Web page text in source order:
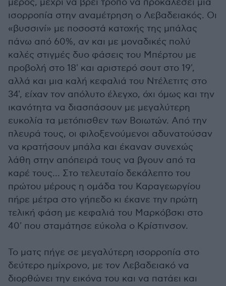
μέρος, μέχρι να βρει τρόπο να προκαλέσει μια
ισορροπία στην αναμέτρηση ο Λεβαδειακός. Οι
«βυσσινί» με ποσοστά κατοχής της μπάλας
πάνω από 60%, αν και με μοναδικές πολύ
καλές στιγμές δυο φάσεις του Μπέρτου με
προβολή στο 18' και αριστερό σουτ στο 19',
αλλά και μια καλή κεφαλιά του Ντέλετιτς στο
34', είχαν τον απόλυτο έλεγχο, όχι όμως και την
ικανότητα να διασπάσουν με μεγαλύτερη
ευκολία τα μετόπισθεν των Βοιωτών. Από την
πλευρά τους, οι φιλοξενούμενοι αδυνατούσαν
να κρατήσουν μπάλα και έκαναν συνεχώς
λάθη στην απόπειρά τους να βγουν από τα
καρέ τους... Στο τελευταίο δεκάλεπτο του
πρώτου μέρους η ομάδα του Καραγεωργίου
πήρε μέτρα στο γήπεδο κι έκανε την πρώτη
τελική φάση με κεφαλιά του Μαρκόβσκι στο
40' που σταμάτησε εύκολα ο Κρίστινσον.
Το ματς πήγε σε μεγαλύτερη ισορροπία στο
δεύτερο ημίχρονο, με τον Λεβαδειακό να
διορθώνει την εικόνα του και να πατάει και